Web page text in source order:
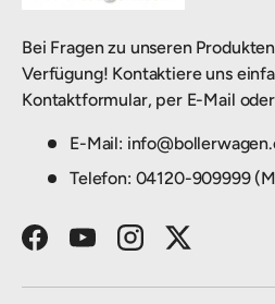
Bei Fragen zu unseren
Verfügung! Kontaktiere uns
Kontaktformular, per E-Mail
E-Mail:
Telefon: 04120-909999
FacebookYouTubeInstagramTwitter